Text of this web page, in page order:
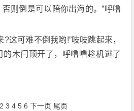
则倒是可以陪你出海的。”呼噜
?这可难不倒我哟!”吱吱跳起来，
木闩顶开了，呼噜噜趁机逃了
2 3 4 5 6 下一页 尾页